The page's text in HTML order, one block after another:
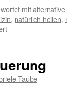
mit
, natürlich heilen,
für
Alternativmedizin
undTaube